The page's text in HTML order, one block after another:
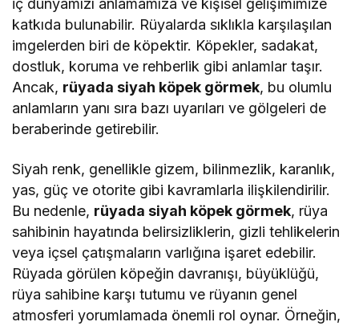
iç dünyamızı anlamamıza ve kişisel gelişimimize
katkıda bulunabilir. Rüyalarda sıklıkla karşılaşılan
imgelerden biri de köpektir. Köpekler, sadakat,
dostluk, koruma ve rehberlik gibi anlamlar taşır.
Ancak, rüyada siyah köpek görmek, bu olumlu
anlamların yanı sıra bazı uyarıları ve gölgeleri de
beraberinde getirebilir.
Siyah renk, genellikle gizem, bilinmezlik, karanlık,
yas, güç ve otorite gibi kavramlarla ilişkilendirilir.
Bu nedenle, rüyada siyah köpek görmek, rüya
sahibinin hayatında belirsizliklerin, gizli tehlikelerin
veya içsel çatışmaların varlığına işaret edebilir.
Rüyada görülen köpeğin davranışı, büyüklüğü,
rüya sahibine karşı tutumu ve rüyanın genel
atmosferi yorumlamada önemli rol oynar. Örneğin,